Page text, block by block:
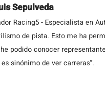
Sepulveda
Racing5 - Especialista en
de pista. Esto me ha
podido conocer
sinónimo de ver carreras”.